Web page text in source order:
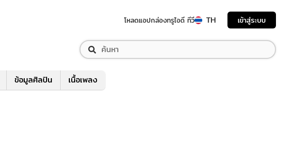
โหลดแอปกล่องทรูไอดี ทีวี TH เข้าสู่ระบบ
ข้อมูลศิลปิน เนื้อเพลง